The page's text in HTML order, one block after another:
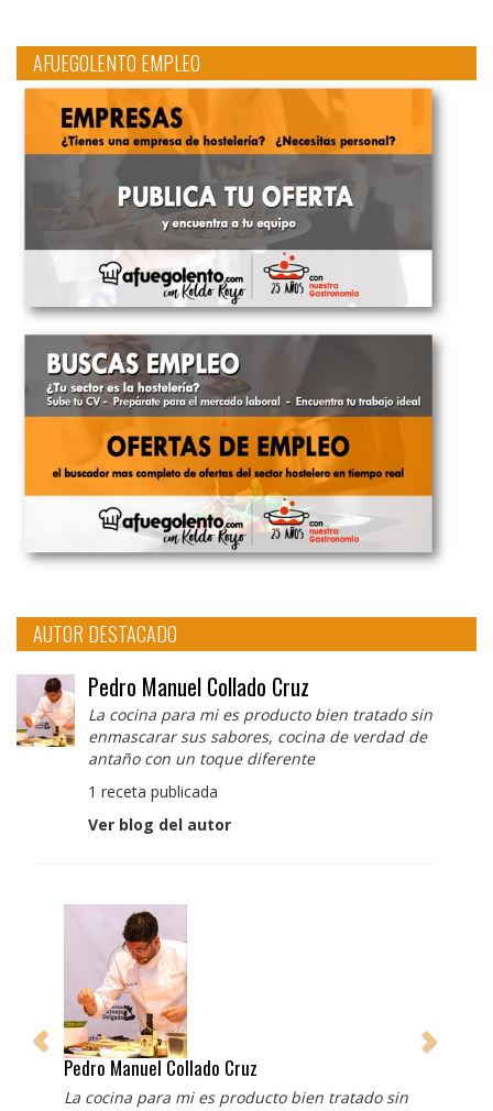
AFUEGOLENTO EMPLEO
AUTOR DESTACADO
Pedro Manuel Collado Cruz
La cocina para mi es producto bien tratado sin
enmascarar sus sabores, cocina de verdad de
antaño con un toque diferente
1 receta publicada
Ver blog del autor
Pedro Manuel Collado Cruz
La cocina para mi es producto bien tratado sin